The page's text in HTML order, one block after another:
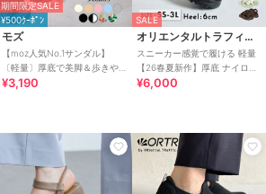
期間限定SALE
¥500ｸｰﾎﾟﾝ
モズ
【moz人気No.1サンダル】
〔軽量〕厚底で美脚＆歩きや
すい！疲れにくいフィット感
¥3,190
SALE
オリエンタルトラフィック
スニーカー感覚で履ける 軽量
【26春夏新作】厚底 ナイロン
スポーツサンダル /OT3232
¥6,000